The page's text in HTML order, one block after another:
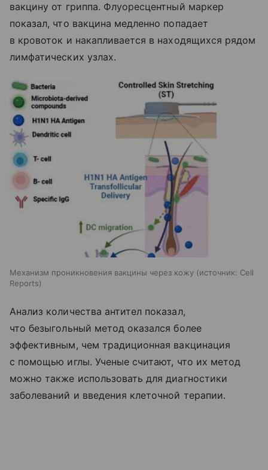
вакцину от гриппа. Флуоресцентный маркер
показал, что вакцина медленно попадает
в кровоток и накапливается в находящихся рядом
лимфатических узлах.
Механизм проникновения вакцины через кожу источник: Cell
Reports
Анализ количества антител показал,
что безыгольный метод оказался более
эффективным, чем традиционная вакцинация
с помощью иглы. Ученые считают, что их метод
можно также использовать для диагностики
заболеваний и введения клеточной терапии.